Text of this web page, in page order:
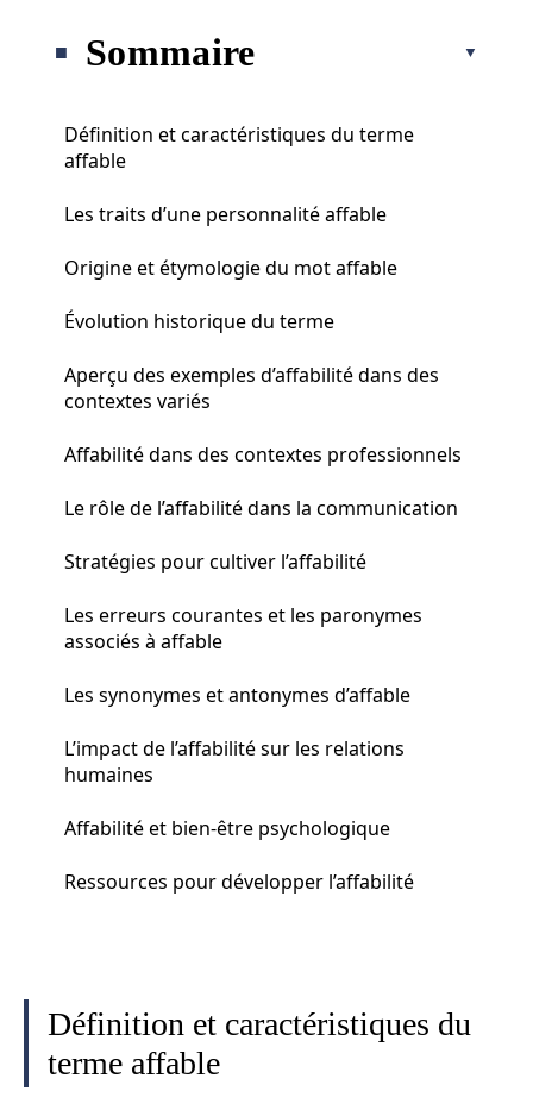
Sommaire
Définition et caractéristiques du terme
affable
Les traits d’une personnalité affable
Origine et étymologie du mot affable
Évolution historique du terme
Aperçu des exemples d’affabilité dans des
contextes variés
Affabilité dans des contextes professionnels
Le rôle de l’affabilité dans la communication
Stratégies pour cultiver l’affabilité
Les erreurs courantes et les paronymes
associés à affable
Les synonymes et antonymes d’affable
L’impact de l’affabilité sur les relations
humaines
Affabilité et bien-être psychologique
Ressources pour développer l’affabilité
Définition et caractéristiques du
terme affable